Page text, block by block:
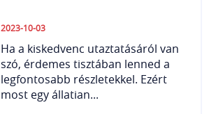
2023-10-03
Ha a kiskedvenc utaztatásáról van
szó, érdemes tisztában lenned a
legfontosabb részletekkel. Ezért
most egy állatian...